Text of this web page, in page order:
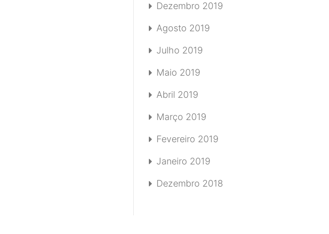
Dezembro 2019
Agosto 2019
Julho 2019
Maio 2019
Abril 2019
Março 2019
Fevereiro 2019
Janeiro 2019
Dezembro 2018